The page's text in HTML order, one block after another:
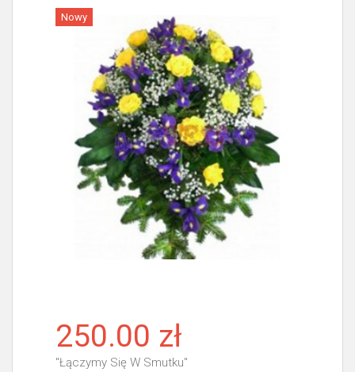
Więcej
Nowy
250.00 zł
"Łączymy Się W Smutku"